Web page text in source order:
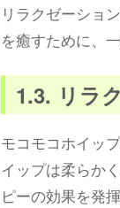
リラクゼーショ
を癒すために、
1.3. リラ
モコモコホイッ
イップは柔らか
ピーの効果を発